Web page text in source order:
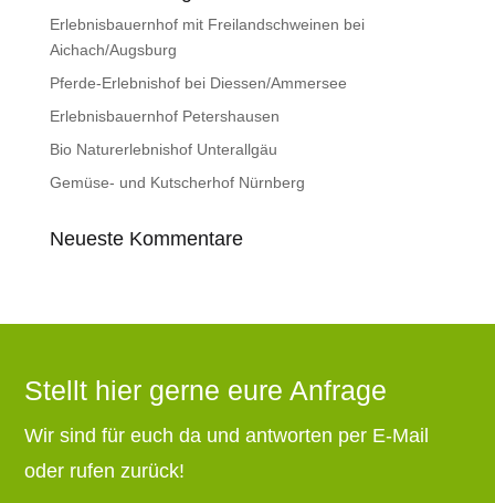
Erlebnisbauernhof mit Freilandschweinen bei
Aichach/Augsburg
Pferde-Erlebnishof bei Diessen/Ammersee
Erlebnisbauernhof Petershausen
Bio Naturerlebnishof Unterallgäu
Gemüse- und Kutscherhof Nürnberg
Neueste Kommentare
Stellt hier gerne eure Anfrage
Wir sind für euch da und antworten per E-Mail
oder rufen zurück!